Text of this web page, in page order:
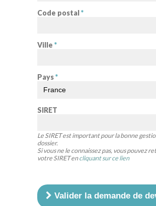
Code postal *
Ville *
Pays*
SIRET
Le SIRET est important pour la bonne
dossier.
Si vous ne le connaissez pas, vous pouvez
votre SIRET encliquant sur ce lien
Valider la demande de